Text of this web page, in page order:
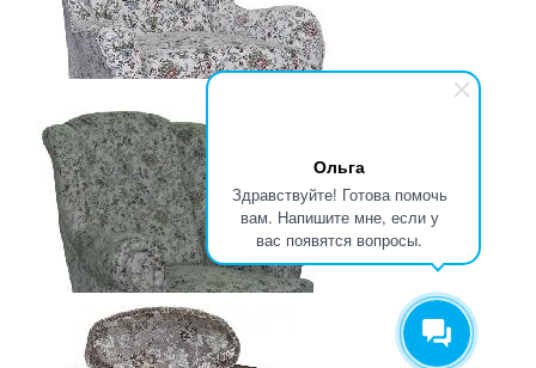
Ольга
Здравствуйте! Готова помочь
вам. Напишите мне, если у
вас появятся вопросы.
МЯГКАЯ МЕБЕЛЬ БЕЛОРУССИЯ КРЕСЛО KAYA 12
4855.2р.